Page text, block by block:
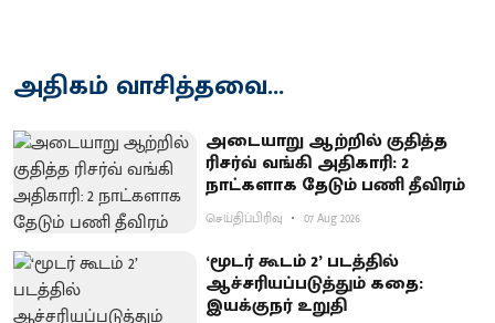
அதிகம் வாசித்தவை...
அடையாறு ஆற்றில் குதித்த
ரிசர்வ் வங்கி அதிகாரி: 2
நாட்களாக தேடும் பணி தீவிரம்
செய்திப்பிரிவு 07 Aug 2026
‘மூடர் கூடம் 2’ படத்தில்
ஆச்சரியப்படுத்​தும் கதை:
இயக்குநர் உறுதி